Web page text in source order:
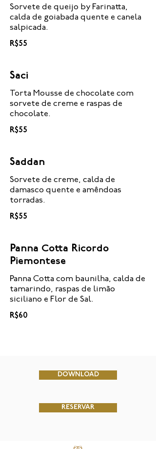
Sorvete de queijo by Farinatta,
calda de goiabada quente e canela
salpicada.
R$55
Saci
Torta Mousse de chocolate com
sorvete de creme e raspas de
chocolate.
R$55
Saddan
Sorvete de creme, calda de
damasco quente e amêndoas
torradas.
R$55
Panna Cotta Ricordo
Piemontese
Panna Cotta com baunilha, calda de
tamarindo, raspas de limão
siciliano e Flor de Sal.
R$60
DOWNLOAD
RESERVAR